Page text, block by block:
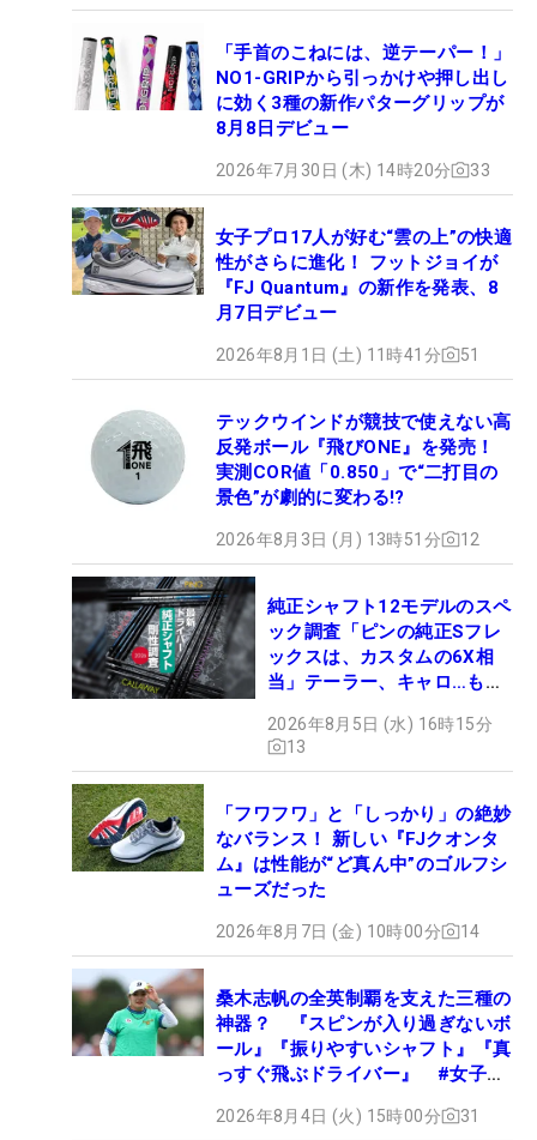
「手首のこねには、逆テーパー！」
NO1-GRIPから引っかけや押し出し
に効く3種の新作パターグリップが
8月8日デビュー
2026年7月30日 (木) 14時20分 33
女子プロ17人が好む“雲の上”の快適
性がさらに進化！ フットジョイが
『FJ Quantum』の新作を発表、8
月7日デビュー
2026年8月1日 (土) 11時41分 51
テックウインドが競技で使えない高
反発ボール『飛びONE』を発売！
実測COR値「0.850」で“二打目の
景色”が劇的に変わる!?
2026年8月3日 (月) 13時51分 12
純正シャフト12モデルのスペ
ック調査「ピンの純正Sフレ
ックスは、カスタムの6X相
当」テーラー、キャロ…もチ
2026年8月5日 (水) 16時15分
13
「フワフワ」と「しっかり」の絶妙
なバランス！ 新しい『FJクオンタ
ム』は性能が“ど真ん中”のゴルフシ
ューズだった
2026年8月7日 (金) 10時00分 14
桑木志帆の全英制覇を支えた三種の
神器？ 『スピンが入り過ぎないボ
ール』『振りやすいシャフト』『真
っすぐ飛ぶドライバー』 #女子プ
2026年8月4日 (火) 15時00分 31